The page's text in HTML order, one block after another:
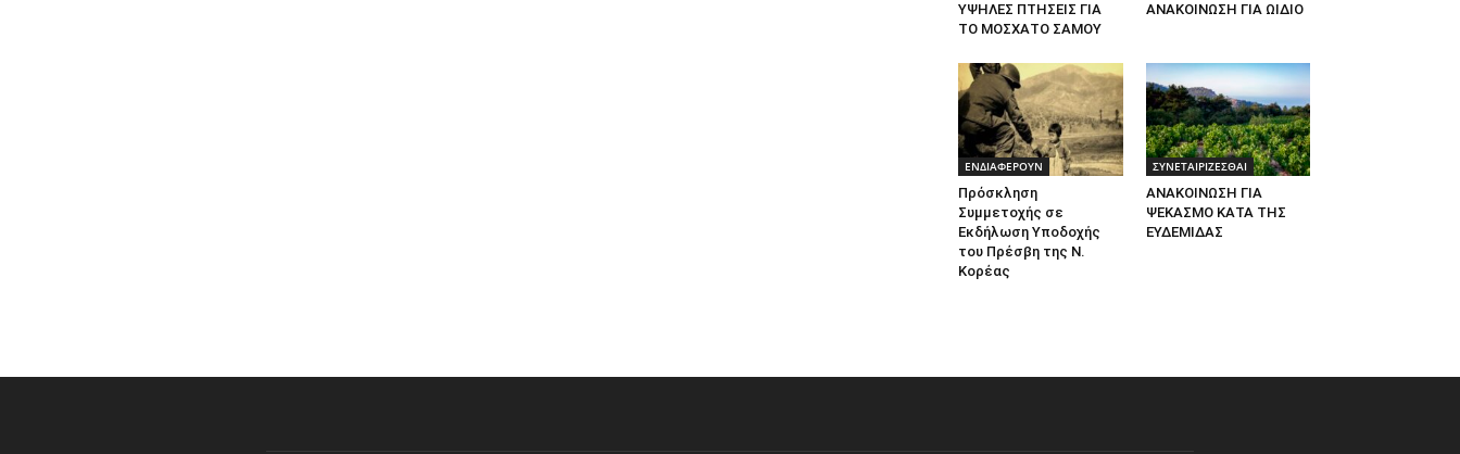
ΥΨΗΛΕΣ ΠΤΗΣΕΙΣ ΓΙΑ
ΤΟ ΜΟΣΧΑΤΟ ΣΑΜΟΥ
ΑΝΑΚΟΙΝΩΣΗ ΓΙΑ ΩΙΔΙΟ
ΕΝΔΙΑΦΕΡΟΥΝ
Πρόσκληση
Συμμετοχής σε
Εκδήλωση Υποδοχής
του Πρέσβη της Ν.
Κορέας
ΣΥΝΕΤΑΙΡΙΖΕΣΘΑΙ
ΑΝΑΚΟΙΝΩΣΗ ΓΙΑ
ΨΕΚΑΣΜΟ ΚΑΤΑ ΤΗΣ
ΕΥΔΕΜΙΔΑΣ